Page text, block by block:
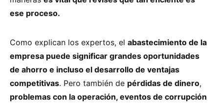
ese proceso.
Como explican los expertos, el abastecimiento de la
empresa puede significar grandes oportunidades
de ahorro e incluso el desarrollo de ventajas
competitivas. Pero también de pérdidas de dinero,
problemas con la operación, eventos de corrupción